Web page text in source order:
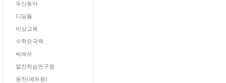
두산동아
디딤돌
비상교육
수학은국력
씨매쓰
알찬학습연구원
웅진(에듀왕)